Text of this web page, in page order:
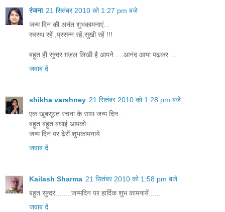
रंजना 21 सितंबर 2010 को 1:27 pm बजे
जन्म दिन की अनंत शुभकामनाएं...
स्वस्थ रहें ,प्रसन्न रहें,सुखी रहें !!!
बहुत ही सुन्दर ग़ज़ल लिखी है आपने.....आनंद आया पढ़कर ...
जवाब दें
shikha varshney 21 सितंबर 2010 को 1:28 pm बजे
एक खूबसूरत रचना के साथ जन्म दिन ...
बहुत बहुत बधाई आपको .
जन्म दिन पर ढेरों शुभकामनाये.
जवाब दें
Kailash Sharma 21 सितंबर 2010 को 1:58 pm बजे
बहुत सुन्दर........जन्मदिन पर हार्दिक शुभ कामनायें......
जवाब दें